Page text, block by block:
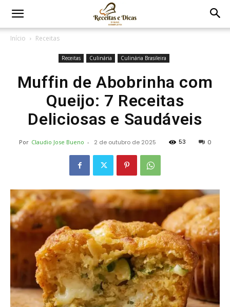
Início Receitas
Receitas Culinária Culinária Brasileira
Muffin de Abobrinha com
Queijo: 7 Receitas
Deliciosas e Saudáveis
Por Claudio Jose Bueno - 2 de outubro de 2025 53 0